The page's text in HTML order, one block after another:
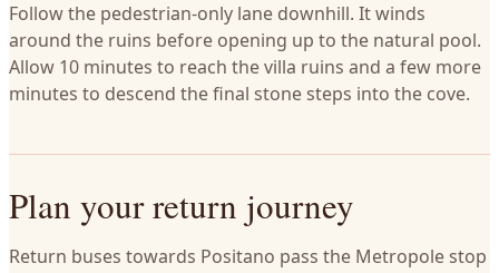
Follow the pedestrian-only lane downhill. It winds
around the ruins before opening up to the natural pool.
Allow 10 minutes to reach the villa ruins and a few more
minutes to descend the final stone steps into the cove.
Plan your return journey
Return buses towards Positano pass the Metropole stop